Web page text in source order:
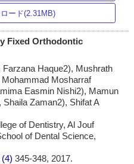
ード(2.31MB)
Fixed Orthodontic
Haque2), Mushrath
Mosharraf
Easmin Nishi2), Mamun
Zaman2), Shifat A
of Dentistry, Al Jouf
of Dental Science,
(4)345-348, 2017.